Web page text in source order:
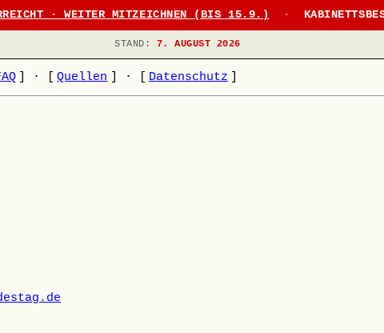
· WEITER MITZEICHNEN (BIS 15.9.) ·
STAND: 7. AUGUST 2026
· Quellen · Datenschutz